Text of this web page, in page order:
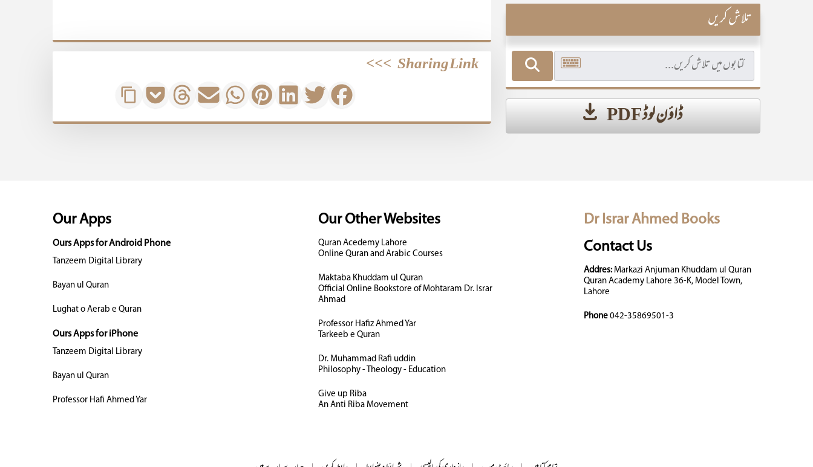
Sharing Link
>>>
تلاش کریں
ڈاؤن لوڈ PDF
Dr Israr Ahmed Books
Contact Us
Addres:Markazi Anjuman Khuddam ul Quran
Quran Academy Lahore 36-K, Model Town,
Lahore
Phone 042-35869501-3
Our Other Websites
Quran Acedemy Lahore
Online Quran and Arabic Courses
Maktaba Khuddam ul Quran
Official Online Bookstore of Mohtaram Dr. Israr
Ahmad
Professor Hafiz Ahmed Yar
Tarkeeb e Quran
Dr. Muhammad Rafi uddin
Philosophy - Theology - Education
Give up Riba
An Anti Riba Movement
Our Apps
Ours Apps for Android Phone
Tanzeem Digital Library
Bayan ul Quran
Lughat o Aerab e Quran
Ours Apps for iPhone
Tanzeem Digital Library
Bayan ul Quran
Professor Hafi Ahmed Yar